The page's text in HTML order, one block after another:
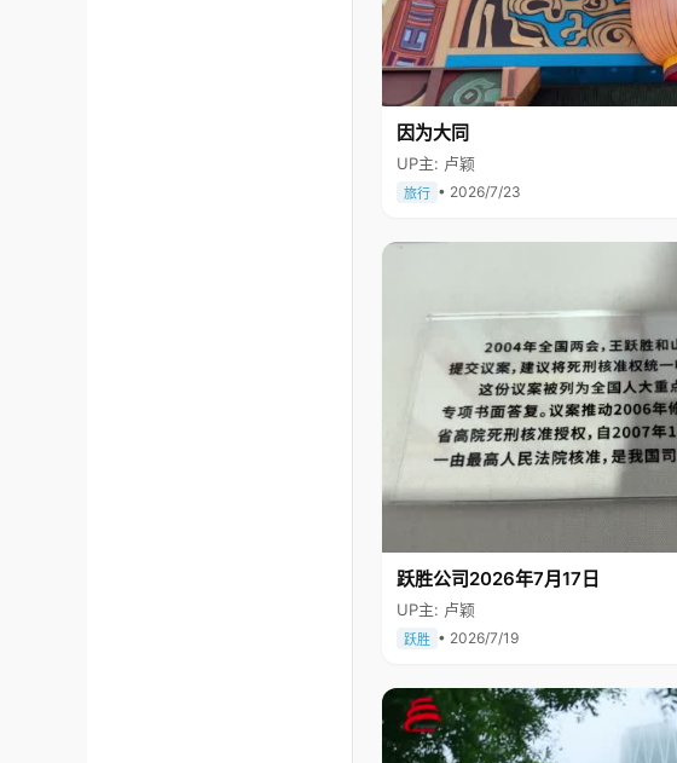
因为大同
UP主: 卢颖
旅行 • 2026/7/23
跃胜公司2026年7月17日
UP主: 卢颖
跃胜 • 2026/7/19